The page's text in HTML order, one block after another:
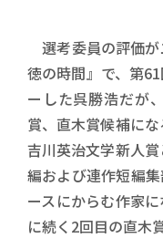
選考委員の評価
徳の時間』で、第
ーした呉勝浩だが
賞、直木賞候補に
吉川英治文学新人
編および連作短編
ースにからむ作家
に続く2回目の直木